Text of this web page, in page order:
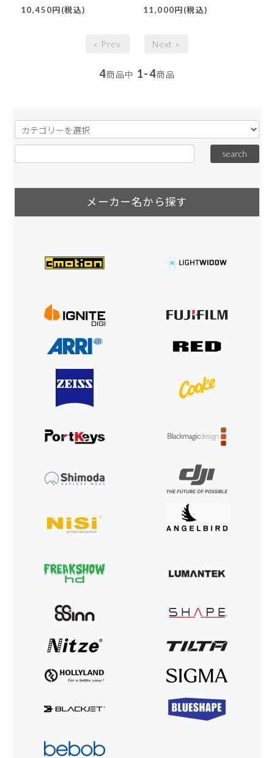
10,450円(税込) 11,000円(税込)
« Prev Next »
4商品中 1-4商品
メーカー名から探す